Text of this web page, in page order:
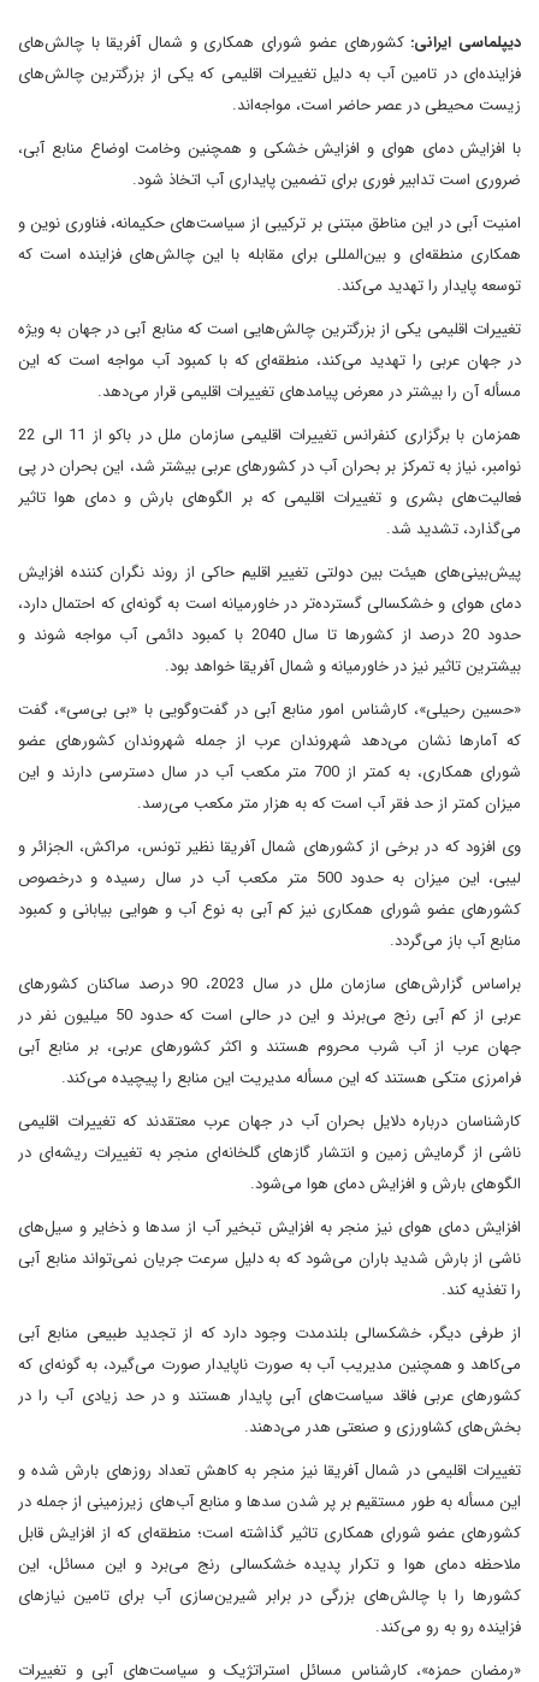
دیپلماسی ایرانی: کشورهای عضو شورای همکاری و شمال آفریقا با چالش‌های
فزاینده‌ای در تامین آب به دلیل تغییرات اقلیمی که یکی از بزرگترین چالش‌های
زیست محیطی در عصر حاضر است، مواجه‌اند.
با افزایش دمای هوای و افزایش خشکی و همچنین وخامت اوضاع منابع آبی،
ضروری است تدابیر فوری برای تضمین پایداری آب اتخاذ شود.
امنیت آبی در این مناطق مبتنی بر ترکیبی از سیاست‌های حکیمانه، فناوری نوین و
همکاری منطقه‌ای و بین‌المللی برای مقابله با این چالش‌های فزاینده است که
توسعه پایدار را تهدید می‌کند.
تغییرات اقلیمی یکی از بزرگترین چالش‌هایی است که منابع آبی در جهان به ویژه
در جهان عربی را تهدید می‌کند، منطقه‌ای که با کمبود آب مواجه است که این
مسأله آن را بیشتر در معرض پیامد‌های تغییرات اقلیمی قرار می‌دهد.
همزمان با برگزاری کنفرانس تغییرات اقلیمی سازمان ملل در باکو از 11 الی 22
نوامبر، نیاز به تمرکز بر بحران آب در کشورهای عربی بیشتر شد، این بحران در پی
فعالیت‌های بشری و تغییرات اقلیمی که بر الگوهای بارش و دمای هوا تاثیر
می‌گذارد، تشدید شد.
پیش‌بینی‌های هیئت بین دولتی تغییر اقلیم حاکی از روند نگران کننده افزایش
دمای هوای و خشکسالی گسترده‌تر در خاورمیانه است به گونه‌ای که احتمال دارد،
حدود 20 درصد از کشورها تا سال 2040 با کمبود دائمی آب مواجه شوند و
بیشترین تاثیر نیز در خاورمیانه و شمال آفریقا خواهد بود.
«حسین رحیلی»، کارشناس امور منابع آبی در گفت‌وگویی با «بی بی‌سی»، گفت
که آمارها نشان می‌دهد شهروندان عرب از جمله شهروندان کشورهای عضو
شورای همکاری، به کمتر از 700 متر مکعب آب در سال دسترسی دارند و این
میزان کمتر از حد فقر آب است که به هزار متر مکعب می‌رسد.
وی افزود که در برخی از کشورهای شمال آفریقا نظیر تونس، مراکش، الجزائر و
لیبی، این میزان به حدود 500 متر مکعب آب در سال رسیده و درخصوص
کشورهای عضو شورای همکاری نیز کم آبی به نوع آب و هوایی بیابانی و کمبود
منابع آب باز می‌گردد.
براساس گزارش‌های سازمان ملل در سال 2023، 90 درصد ساکنان کشورهای
عربی از کم آبی رنج می‌برند و این در حالی است که حدود 50 میلیون نفر در
جهان عرب از آب شرب محروم هستند و اکثر کشورهای عربی، بر منابع آبی
فرامرزی متکی هستند که این مسأله مدیریت این منابع را پیچیده می‌کند.
کارشناسان درباره دلایل بحران آب در جهان عرب معتقدند که تغییرات اقلیمی
ناشی از گرمایش زمین و انتشار گاز‌های گلخانه‌ای منجر به تغییرات ریشه‌ای در
الگوهای بارش و افزایش دمای هوا می‌شود.
افزایش دمای هوای نیز منجر به افزایش تبخیر آب از سد‌ها و ذخایر و سیل‌های
ناشی از بارش شدید باران می‌شود که به دلیل سرعت جریان نمی‌تواند منابع آبی
را تغذیه کند.
از طرفی دیگر، خشکسالی بلندمدت وجود دارد که از تجدید طبیعی منابع آبی
می‌کاهد و همچنین مدیریب آب به صورت ناپایدار صورت می‌گیرد، به گونه‌ای که
کشورهای عربی فاقد سیاست‌های آبی پایدار هستند و در حد زیادی آب را در
بخش‌های کشاورزی و صنعتی هدر می‌دهند.
تغییرات اقلیمی در شمال آفریقا نیز منجر به کاهش تعداد روزهای بارش شده و
این مسأله به طور مستقیم بر پر شدن سد‌ها و منابع آب‌های زیرزمینی از جمله در
کشورهای عضو شورای همکاری تاثیر گذاشته است؛ منطقه‌ای که از افزایش قابل
ملاحظه دمای هوا و تکرار پدیده خشکسالی رنج می‌برد و این مسائل، این
کشورها را با چالش‌های بزرگی در برابر شیرین‌سازی آب برای تامین نیازهای
فزاینده رو به رو می‌کند.
«رمضان حمزه»، کارشناس مسائل استراتژیک و سیاست‌های آبی و تغییرات